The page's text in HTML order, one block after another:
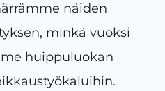
näiden
minkä vuoksi
huippuluokan